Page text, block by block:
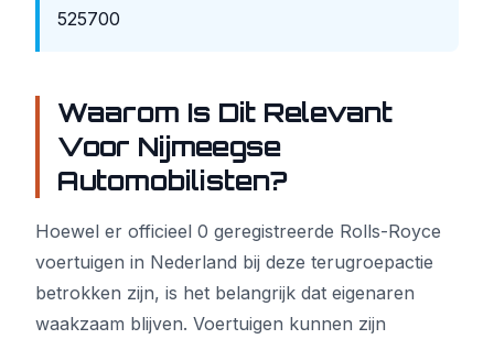
525700
Waarom Is Dit Relevant
Voor Nijmeegse
Automobilisten?
Hoewel er officieel 0 geregistreerde Rolls-Royce
voertuigen in Nederland bij deze terugroepactie
betrokken zijn, is het belangrijk dat eigenaren
waakzaam blijven. Voertuigen kunnen zijn